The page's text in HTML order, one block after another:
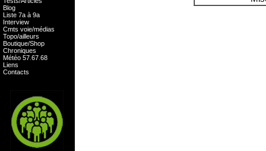
Blog
Liste 7a à 9a
Interview
Cmts voie/médias
Topo/ailleurs
Boutique/Shop
Chroniques
Météo 57 67 68
Liens
Contacts